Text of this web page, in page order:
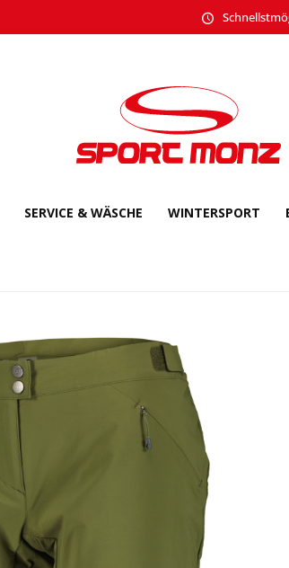
SERVICE & WÄSCHE WINTERSPORT